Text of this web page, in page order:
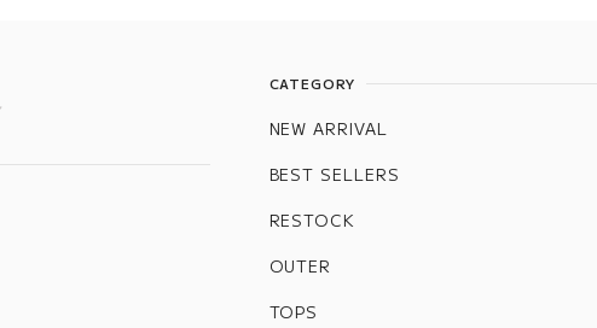
CATEGORY
NEW ARRIVAL
BEST SELLERS
RESTOCK
OUTER
TOPS